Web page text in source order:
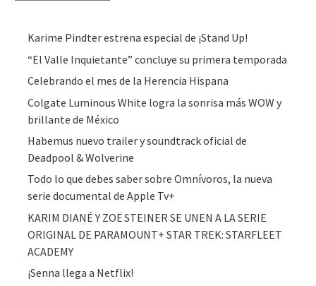
Karime Pindter estrena especial de ¡Stand Up!
“El Valle Inquietante” concluye su primera temporada
Celebrando el mes de la Herencia Hispana
Colgate Luminous White logra la sonrisa más WOW y
brillante de México
Habemus nuevo trailer y soundtrack oficial de
Deadpool & Wolverine
Todo lo que debes saber sobre Omnívoros, la nueva
serie documental de Apple Tv+
KARIM DIANÉ Y ZOË STEINER SE UNEN A LA SERIE
ORIGINAL DE PARAMOUNT+ STAR TREK: STARFLEET
ACADEMY
¡Senna llega a Netflix!